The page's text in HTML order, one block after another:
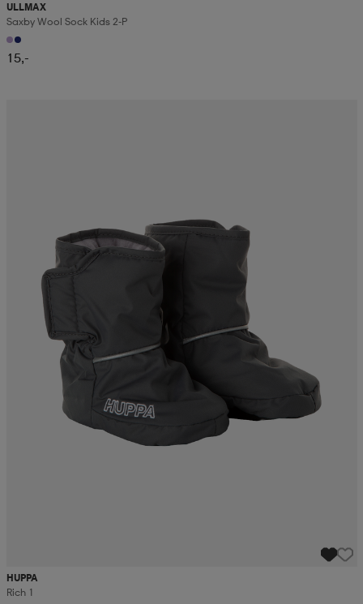
ULLMAX
Saxby Wool Sock Kids 2-P
15,-
HUPPA
Rich 1